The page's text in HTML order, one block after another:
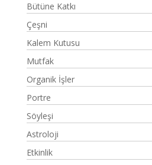
Bütüne Katkı
Çeşni
Kalem Kutusu
Mutfak
Organik İşler
Portre
Söyleşi
Astroloji
Etkinlik